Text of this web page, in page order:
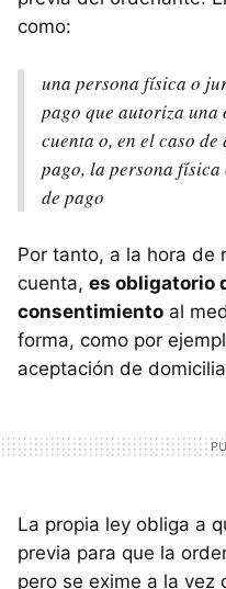
como:
una persona física o
pago que autoriza
cuenta o, en el caso
pago, la persona
de pago
Por tanto, a la hora de
cuenta, es obligatorio
consentimiento al
forma, como por
aceptación de
La propia ley obliga a
previa para que la
pero se exime a la vez